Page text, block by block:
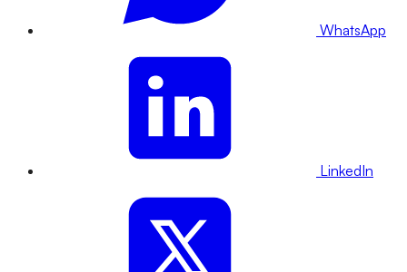
WhatsApp
LinkedIn